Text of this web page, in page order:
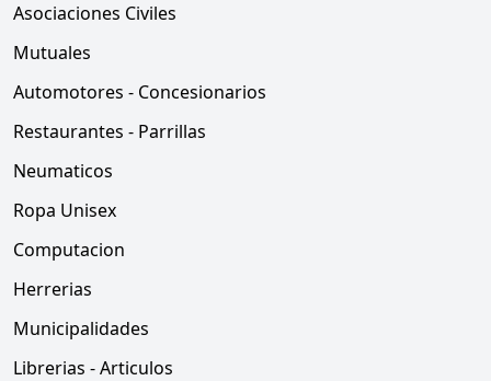
Asociaciones Civiles
Mutuales
Automotores - Concesionarios
Restaurantes - Parrillas
Neumaticos
Ropa Unisex
Computacion
Herrerias
Municipalidades
Librerias - Articulos